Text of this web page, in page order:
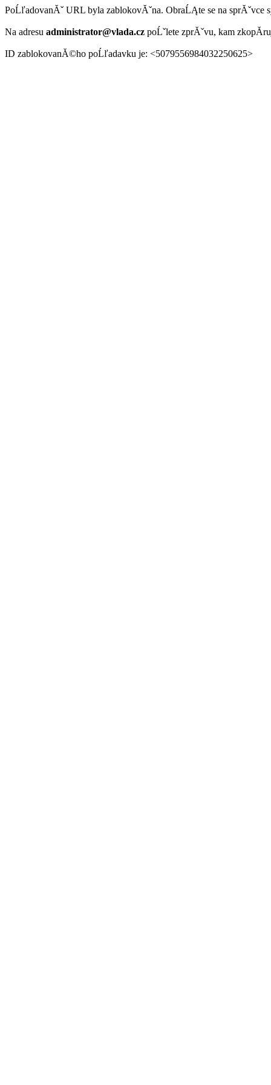
PoĹľadovanĂˇ URL byla zablokovĂˇna. ObraĹĄte se na sprĂˇvce
Na adresu administrator@vlada.cz poĹˇlete zprĂˇvu, kam
ID zablokovanĂ©ho poĹľadavku je: <5079556984032250625>